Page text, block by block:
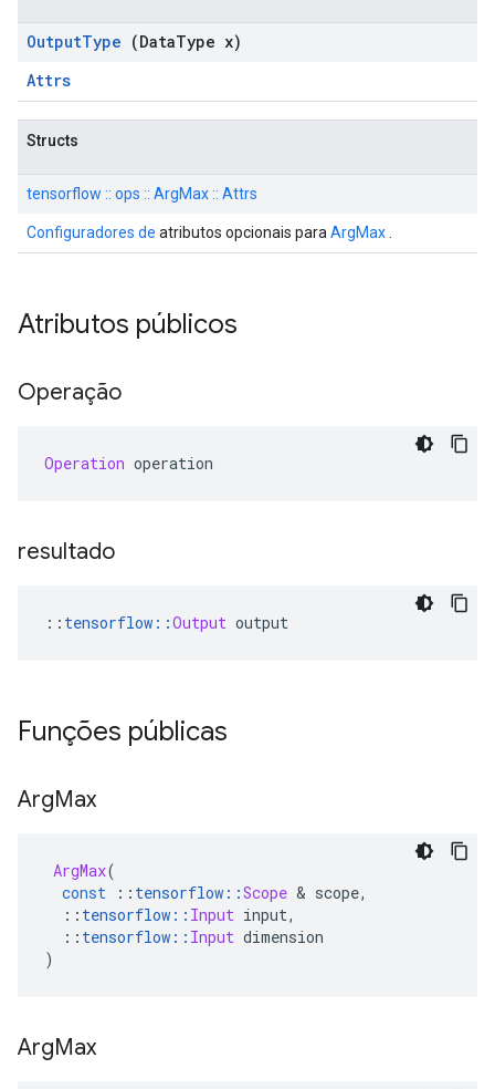
OutputType (DataType x)
Attrs
Structs
tensorflow :: ops :: ArgMax :: Attrs
Configuradores de atributos opcionais para ArgMax
Atributos públicos
Operação
Operation operation
resultado
:: tensorflow ::Output output
Funções públicas
ArgMax
ArgMax(
const
:: tensorflow ::Scope & scope,
:: tensorflow :: Input input,
:: tensorflow :: Input dimension
)
ArgMax